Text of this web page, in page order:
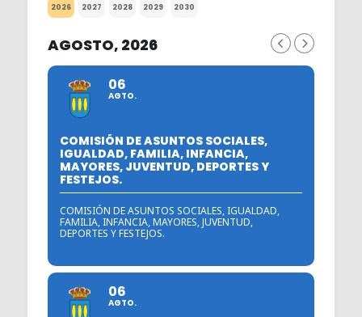
2026 2027 2028 2029 2030
AGOSTO, 2026
06
AGTO.
COMISIÓN DE ASUNTOS SOCIALES,
IGUALDAD, FAMILIA, INFANCIA,
MAYORES, JUVENTUD, DEPORTES Y
FESTEJOS.
COMISIÓN DE ASUNTOS SOCIALES, IGUALDAD,
FAMILIA, INFANCIA, MAYORES, JUVENTUD,
DEPORTES Y FESTEJOS.
06
AGTO.